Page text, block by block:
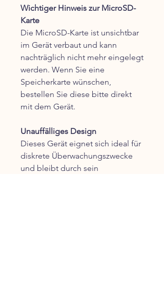
Wichtiger Hinweis zur MicroSD-
Karte
Die MicroSD-Karte ist unsichtbar
im Gerät verbaut und kann
nachträglich nicht mehr eingelegt
werden. Wenn Sie eine
Speicherkarte wünschen,
bestellen Sie diese bitte direkt
mit dem Gerät.
Unauffälliges Design
Dieses Gerät eignet sich ideal für
diskrete Überwachungszwecke
und bleibt durch sein